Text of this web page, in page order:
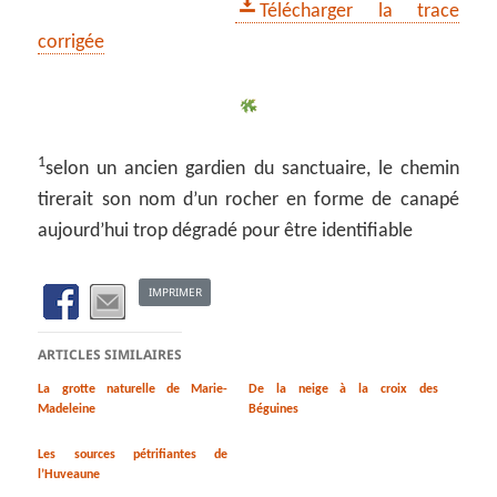
Télécharger la trace
corrigée
1selon un ancien gardien du sanctuaire, le chemin
tirerait son nom d’un rocher en forme de canapé
aujourd’hui trop dégradé pour être identifiable
IMPRIMER
ARTICLES SIMILAIRES
La grotte naturelle de Marie-
Madeleine
De la neige à la croix des
Béguines
Les sources pétrifiantes de
l’Huveaune